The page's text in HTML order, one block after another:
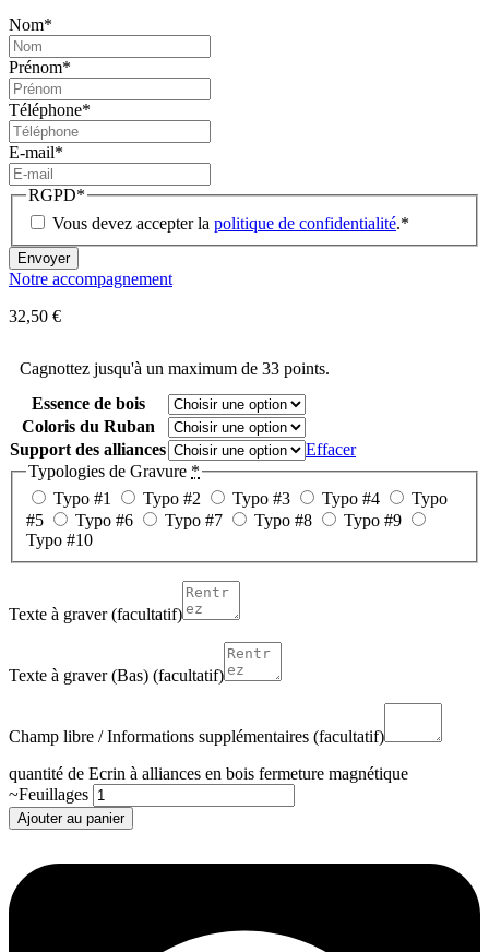
Nom*
Prénom*
Téléphone*
E-mail*
RGPD*
Vous devez accepter la politique de confidentialité.*
Notre accompagnement
32,50 €
Cagnottez jusqu'à un maximum de 33 points.
Essence de bois
Coloris du Ruban
Support des alliances
Effacer
Typologies de Gravure *
Typo #1
Typo #2 Typo #3 Typo #4
#5
Typo #6 Typo #7 Typo #8
Typo #9
Typo #10
Texte à graver(facultatif)
Texte à graver (Bas) (facultatif)
Champ libre / Informations supplémentaires (facultatif)
quantité de Ecrin à alliances en bois fermeture magnétique
~Feuillages
Ajouter au panier